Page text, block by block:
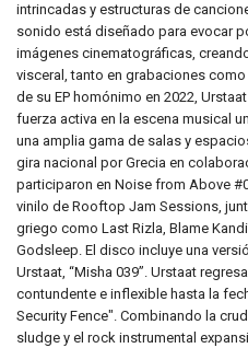
intrincadas y estructuras de
sonido está diseñado para evocar
imágenes cinematográficas,
visceral, tanto en grabaciones
de su EP homónimo en 2022,
fuerza activa en la escena musical
una amplia gama de salas y
gira nacional por Grecia en
participaron en Noise from Above
vinilo de Rooftop Jam Sessions,
griego como Last Rizla, Blame
Godsleep. El disco incluye una
Urstaat, “Misha 039”. Urstaat
contundente e inflexible hasta la
Security Fence". Combinando la
sludge y el rock instrumental